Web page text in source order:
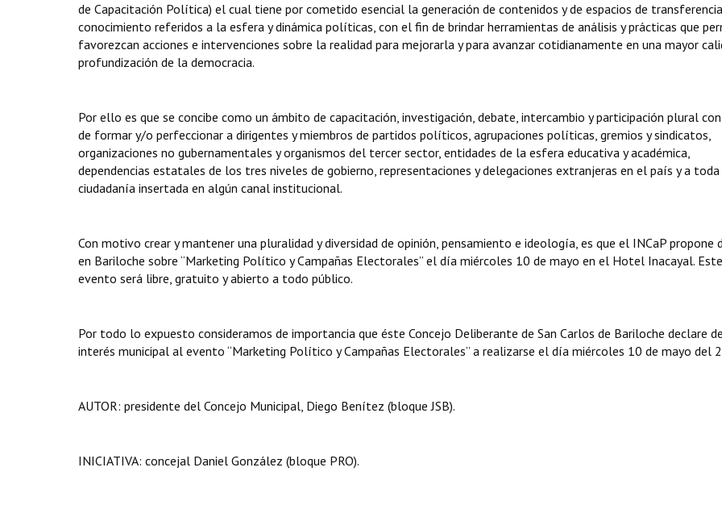
de Capacitación Política) el cual tiene por cometido esencial la generación de contenidos y de espacios de
conocimiento referidos a la esfera y dinámica políticas, con el fin de brindar herramientas de análisis y prácticas que
favorezcan acciones e intervenciones sobre la realidad para mejorarla y para avanzar cotidianamente en una mayor
profundización de la democracia.
Por ello es que se concibe como un ámbito de capacitación, investigación, debate, intercambio y participación plural
de formar y/o perfeccionar a dirigentes y miembros de partidos políticos, agrupaciones políticas, gremios y sindicatos,
organizaciones no gubernamentales y organismos del tercer sector, entidades de la esfera educativa y académica,
dependencias estatales de los tres niveles de gobierno, representaciones y delegaciones extranjeras en el país y a
ciudadanía insertada en algún canal institucional.
Con motivo crear y mantener una pluralidad y diversidad de opinión, pensamiento e ideología, es que el INCaP propone
en Bariloche sobre “Marketing Político y Campañas Electorales” el día miércoles 10 de mayo en el Hotel Inacayal. Este
evento será libre, gratuito y abierto a todo público.
Por todo lo expuesto consideramos de importancia que éste Concejo Deliberante de San Carlos de Bariloche declare de
interés municipal al evento “Marketing Político y Campañas Electorales” a realizarse el día miércoles 10 de mayo del
AUTOR: presidente del Concejo Municipal, Diego Benítez (bloque JSB).
INICIATIVA: concejal Daniel González (bloque PRO).